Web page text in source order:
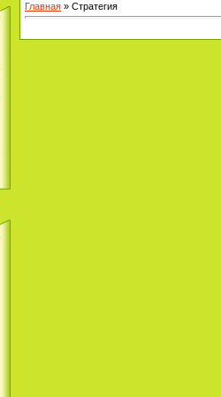
Главная » Стратегия